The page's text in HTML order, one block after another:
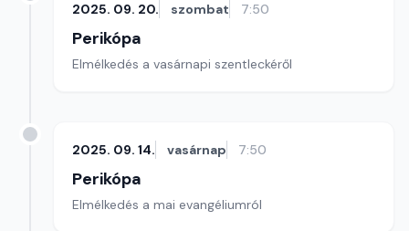
2025. 09. 20. szombat 7:50
Perikópa
Elmélkedés a vasárnapi szentleckéről
2025. 09. 14. vasárnap 7:50
Perikópa
Elmélkedés a mai evangéliumról